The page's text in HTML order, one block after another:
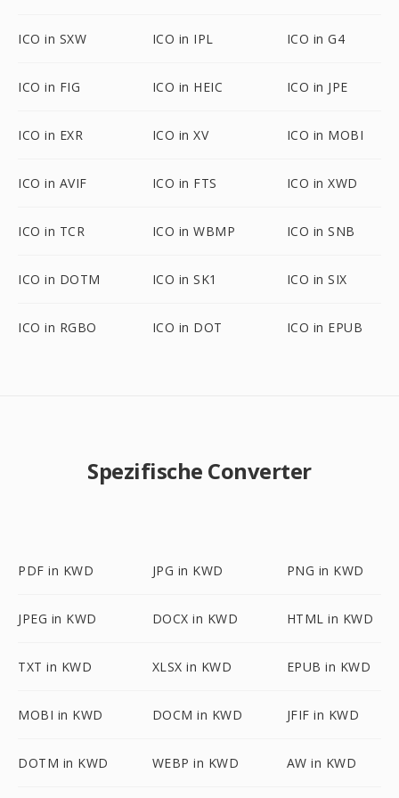
ICO in SXW ICO in IPL ICO in G4
ICO in FIG ICO in HEIC ICO in JPE
ICO in EXR ICO in XV ICO in MOBI
ICO in AVIF ICO in FTS ICO in XWD
ICO in TCR ICO in WBMP ICO in SNB
ICO in DOTM ICO in SK1 ICO in SIX
ICO in RGBO ICO in DOT ICO in EPUB
Spezifische Converter
PDF in KWD JPG in KWD PNG in KWD
JPEG in KWD DOCX in KWD HTML in KWD
TXT in KWD XLSX in KWD EPUB in KWD
MOBI in KWD DOCM in KWD JFIF in KWD
DOTM in KWD WEBP in KWD AW in KWD